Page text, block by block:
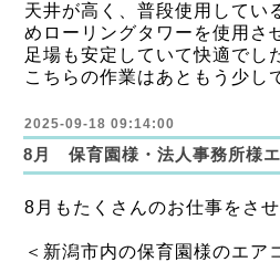
天井が高く、普段使用してい
めローリングタワーを使用さ
足場も安定していて快適でし
こちらの作業はあともう少し
2025-09-18 09:14:00
8月 保育園様・法人事務所様
8月もたくさんのお仕事をさ
＜新潟市内の保育園様のエア